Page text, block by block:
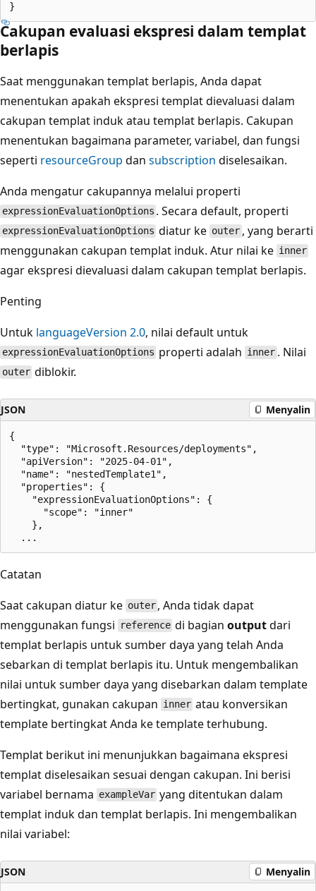
Cakupan evaluasi ekspresi dalam templat
berlapis
Saat menggunakan templat berlapis, Anda dapat
menentukan apakah ekspresi templat dievaluasi dalam
cakupan templat induk atau templat berlapis. Cakupan
menentukan bagaimana parameter, variabel, dan fungsi
seperti resourceGroup dan subscription diselesaikan.
Anda mengatur cakupannya melalui properti
expressionEvaluationOptions . Secara default, properti
expressionEvaluationOptions diatur ke outer, yang berarti
menggunakan cakupan templat induk. Atur nilai ke inner
agar ekspresi dievaluasi dalam cakupan templat berlapis.
Penting
Untuk languageVersion 2.0, nilai default untuk
expressionEvaluationOptions properti adalah inner. Nilai
outer diblokir.
JSON Menyalin
{
  "type": "Microsoft.Resources/deployments",
  "apiVersion": "2025-04-01",
  "name": "nestedTemplate1",
  "properties": {
    "expressionEvaluationOptions": {
      "scope": "inner"
    },
Catatan
Saat cakupan diatur ke outer , Anda tidak dapat
menggunakan fungsi
reference di bagianoutputdari
templat berlapis untuk sumber daya yang telah Anda
sebarkan di templat berlapis itu. Untuk mengembalikan
nilai untuk sumber daya yang disebarkan dalam template
bertingkat, gunakan cakupan inner atau konversikan
template bertingkat Anda ke template terhubung.
Templat berikut ini menunjukkan bagaimana ekspresi
templat diselesaikan sesuai dengan cakupan. Ini berisi
variabel bernama exampleVar yang ditentukan dalam
templat induk dan templat berlapis. Ini mengembalikan
nilai variabel:
JSON Menyalin